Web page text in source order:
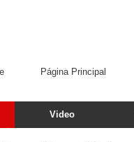
Página Principal
Video